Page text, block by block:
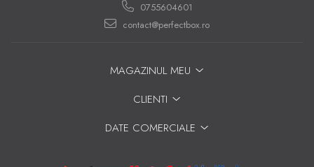
0755604601
contact@perfectbox.ro
MAGAZINUL MEU
CLIENTI
DATE COMERCIALE